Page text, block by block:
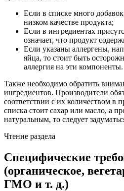
Если в списке много
низком качестве продукта;
Если в ингредиентах
означает, что продукт
Если указаны аллергены,
яйца, то стоит быть
аллергия на эти компоненты.
Также необходимо обратить
ингредиентов. Производители
соответствии с их количеством в
списка стоит сахар или масло, а
натуральным, то следует
Чтение раздела
Специфические
(органическое,
ГМО и т. д.)